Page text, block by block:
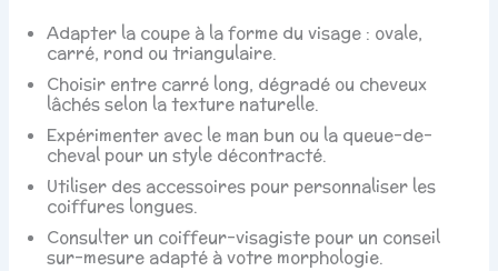
Adapter la coupe à la forme du visage : ovale,
carré, rond ou triangulaire.
Choisir entre carré long, dégradé ou cheveux
lâchés selon la texture naturelle.
Expérimenter avec le man bun ou la queue-de-
cheval pour un style décontracté.
Utiliser des accessoires pour personnaliser les
coiffures longues.
Consulter un coiffeur-visagiste pour un conseil
sur-mesure adapté à votre morphologie.